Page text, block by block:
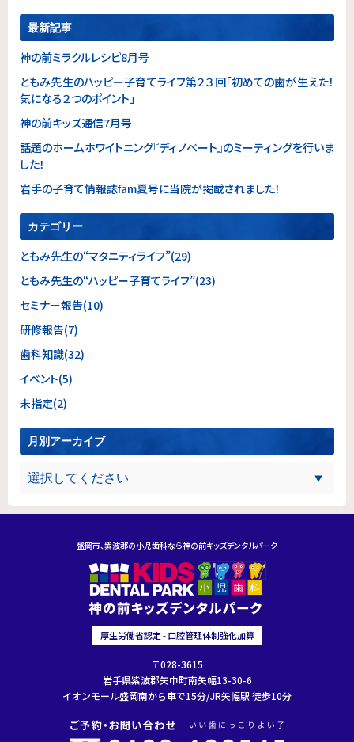
最新記事
神の前ミラクルレシピ8月号
ともみ先生のハッピー子育てライフ第２３回「初めての歯が生えた！
気になる２つのポイント」
神の前キッズ通信7月号
話題のホームホワイトニング『ディノベート』のミーティングを行いま
した！
岩手の子育て情報誌fam夏号に当院が掲載されました！
カテゴリー
ともみ先生の“マタニティライフ”(29)
ともみ先生の“ハッピー子育てライフ”(23)
セミナー報告(10)
研修報告(7)
歯科知識(32)
イベント(5)
未指定(2)
月別アーカイブ
盛岡市、紫波郡の小児歯科なら神の前キッズデンタルパーク
厚生労働省認定 - 口腔管理体制強化加算
〒028-3615
岩手県紫波郡矢巾町南矢幅13-30-6
イオンモール盛岡南から車で15分/JR矢幅駅 徒歩10分